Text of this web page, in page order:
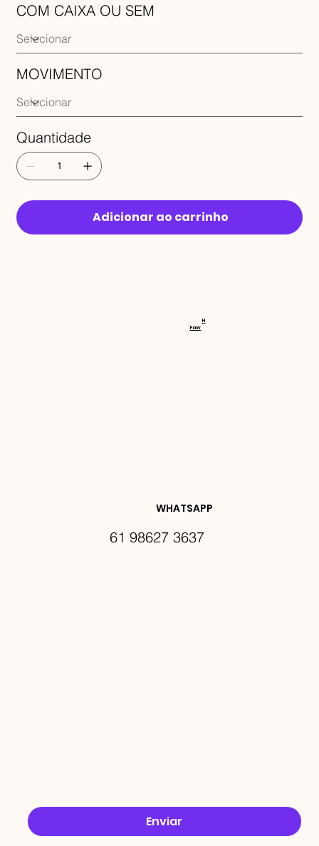
COM CAIXA OU SEM
MOVIMENTO
Quantidade
Adicionar ao carrinho
RECEBA
DES E
Enviar
WHATSAPP
61 98627 3637
Faw
H